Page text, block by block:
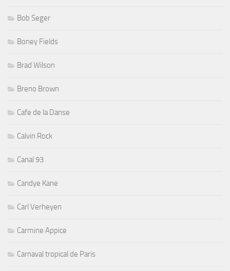
Bob Seger
Boney Fields
Brad Wilson
Breno Brown
Cafe de la Danse
Calvin Rock
Canal 93
Candye Kane
Carl Verheyen
Carmine Appice
Carnaval tropical de Paris